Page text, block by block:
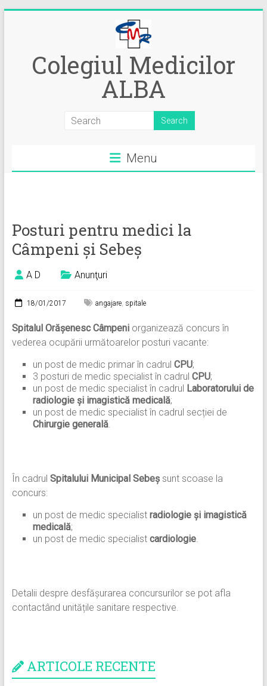
Colegiul Medicilor
ALBA
Menu
Posturi pentru medici la
Câmpeni și Sebeș
A D Anunţuri
18/01/2017 angajare, spitale
Spitalul Orășenesc Câmpeniorganizează concurs în
vederea ocupării următoarelor posturi vacante:
un post de medic primar în cadrul CPU;
3 posturi de medic specialist în cadrul CPU;
un post de medic specialist în cadrul Laboratorului de
radiologie și imagistică medicală;
un post de medic specialist în cadrul secției de
Chirurgie generală.
În cadrul Spitalului Municipal Sebeșsunt scoase la
concurs:
un post de medic specialist radiologie și imagistică
medicală;
un post de medic specialist cardiologie.
Detalii despre desfășurarea concursurilor se pot afla
contactând unitățile sanitare respective.
ARTICOLE RECENTE